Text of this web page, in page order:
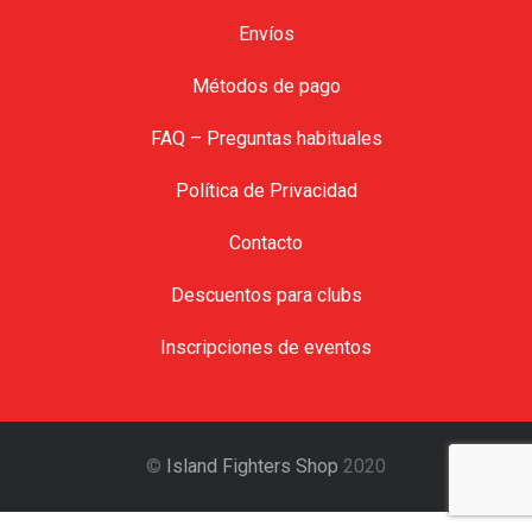
Envíos
Métodos de pago
FAQ – Preguntas habituales
Política de Privacidad
Contacto
Descuentos para clubs
Inscripciones de eventos
© Island Fighters Shop 2020